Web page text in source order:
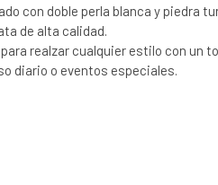
con doble perla blanca y piedra
de alta calidad.
realzar cualquier estilo con un
diario o eventos especiales.